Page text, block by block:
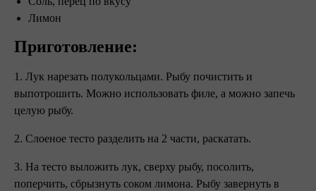
Лимон
Приготовление:
1. Лук нарезать полукольцами. Рыбу почистить и
выпотрошить. Можно использовать филе, а можно запечь
целую рыбу.
2. Слоеное тесто разделить на 2 части, раскатать.
3. На тесто выложить лук, сверху рыбу, посолить,
поперчить, сбрызнуть соком лимона. Рыбу завернуть в